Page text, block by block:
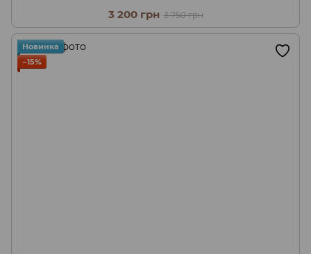
3 200 грн 3 750 грн
Новинка
−15%